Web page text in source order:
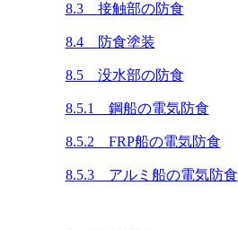
8.3 接触部の防食
8.4 防食塗装
8.5 没水部の防食
8.5.1 鋼船の電気防食
8.5.2 FRP船の電気防食
8.5.3 アルミ船の電気防食